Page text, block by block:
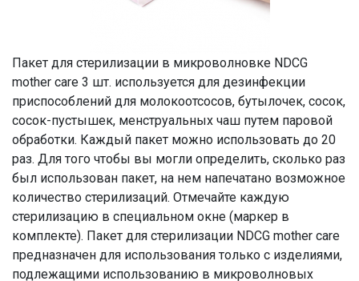
Пакет для стерилизации в микроволновке NDCG
mother care 3 шт. используется для дезинфекции
приспособлений для молокоотсосов, бутылочек, сосок,
сосок-пустышек, менструальных чаш путем паровой
обработки. Каждый пакет можно использовать до 20
раз. Для того чтобы вы могли определить, сколько раз
был использован пакет, на нем напечатано возможное
количество стерилизаций. Отмечайте каждую
стерилизацию в специальном окне (маркер в
комплекте). Пакет для стерилизации NDCG mother care
предназначен для использования только с изделиями,
подлежащими использованию в микроволновых